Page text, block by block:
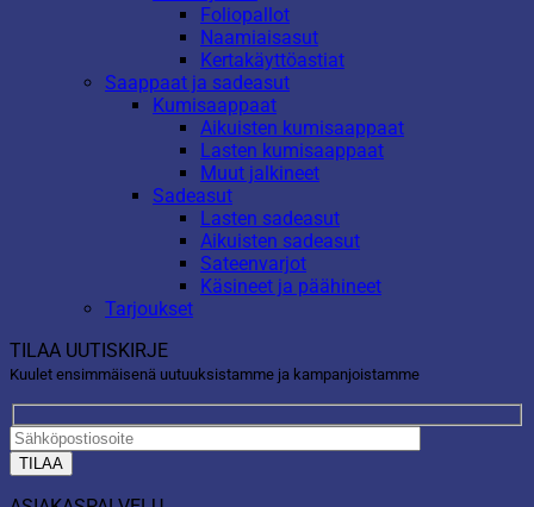
Foliopallot
Naamiaisasut
Kertakäyttöastiat
Saappaat ja sadeasut
Kumisaappaat
Aikuisten kumisaappaat
Lasten kumisaappaat
Muut jalkineet
Sadeasut
Lasten sadeasut
Aikuisten sadeasut
Sateenvarjot
Käsineet ja päähineet
Tarjoukset
TILAA UUTISKIRJE
Kuulet ensimmäisenä uutuuksistamme ja kampanjoistamme